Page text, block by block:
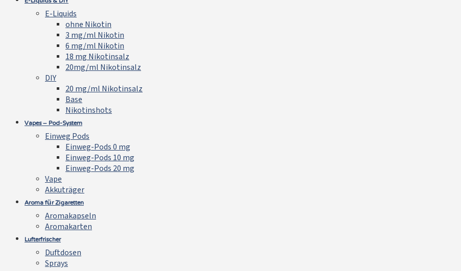
E-Liquids
ohne Nikotin
3 mg/ml Nikotin
6 mg/ml Nikotin
18 mg Nikotinsalz
20mg/ml Nikotinsalz
DIY
20 mg/ml Nikotinsalz
Base
Nikotinshots
Vapes – Pod-System
Einweg Pods
Einweg-Pods 0 mg
Einweg-Pods 10 mg
Einweg-Pods 20 mg
Vape
Akkuträger
Aroma für Zigaretten
Aromakapseln
Aromakarten
Lufterfrischer
Duftdosen
Sprays